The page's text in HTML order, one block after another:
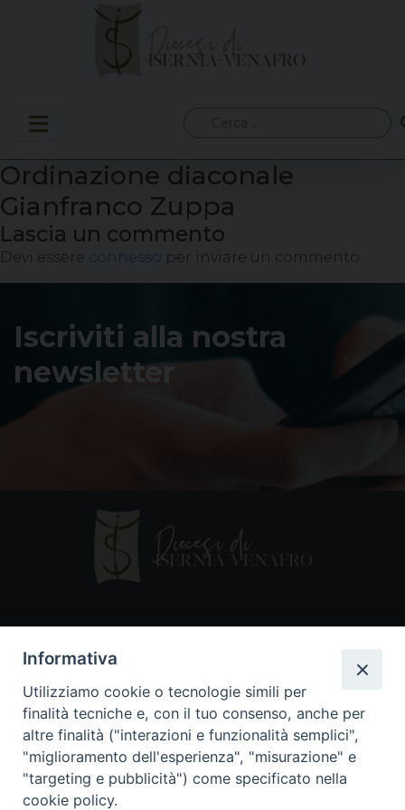
per:
Ordinazione diaconale
Gianfranco Zuppa
Lascia un commento
Devi essere connesso per inviare un commento.
Iscriviti alla nostra
newsletter
86170 Isernia
086550849
segreteria@diocesiiserniavenafro.it
I nostri social
Informativa
Utilizziamo cookie o tecnologie simili per
finalità tecniche e, con il tuo consenso, anche per
altre finalità ("interazioni e funzionalità semplici",
"miglioramento dell'esperienza", "misurazione" e
"targeting e pubblicità") come specificato nella
cookie policy.